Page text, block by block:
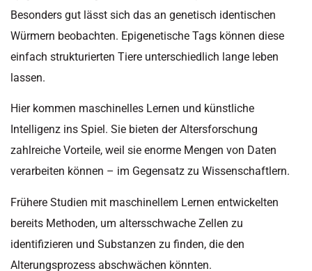
Besonders gut lässt sich das an genetisch identischen
Würmern beobachten. Epigenetische Tags können diese
einfach strukturierten Tiere unterschiedlich lange leben
lassen.
Hier kommen maschinelles Lernen und künstliche
Intelligenz ins Spiel. Sie bieten der Altersforschung
zahlreiche Vorteile, weil sie enorme Mengen von Daten
verarbeiten können – im Gegensatz zu Wissenschaftlern.
Frühere Studien mit maschinellem Lernen entwickelten
bereits Methoden, um altersschwache Zellen zu
identifizieren und Substanzen zu finden, die den
Alterungsprozess abschwächen könnten.